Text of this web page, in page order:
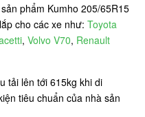
phẩm Kumho 205/65R15
cho các xe như: Toyota
, Volvo V70, Renault
tải lên tới 615kg khi di
tiêu chuẩn của nhà sản